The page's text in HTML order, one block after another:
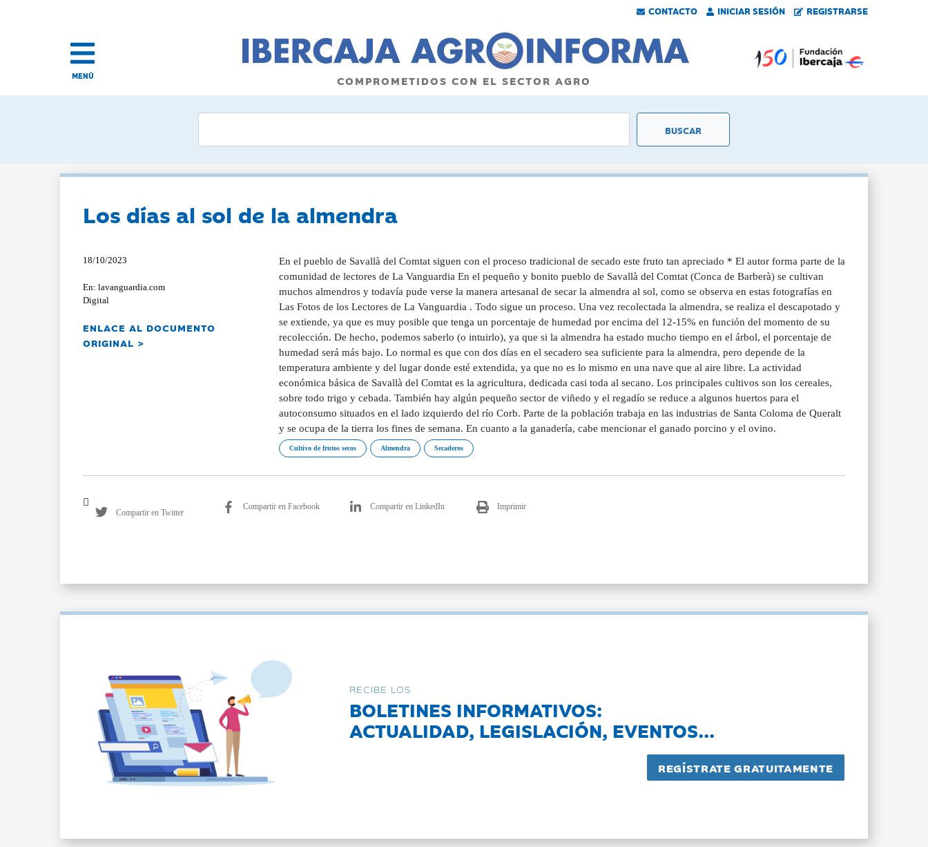
CONTACTO INICIAR SESIÓN REGISTRARSE
MENÚ COMPROMETIDOS CON EL SECTOR AGRO
Los días al sol de la almendra
18/10/2023
En: lavanguardia.com
Digital
ENLACE AL DOCUMENTO
ORIGINAL >
En el pueblo de Savallà del Comtat siguen con el proceso tradicional de secado este fruto tan apreciado * El autor forma parte de la
comunidad de lectores de La Vanguardia En el pequeño y bonito pueblo de Savallà del Comtat (Conca de Barberà) se cultivan
muchos almendros y todavía pude verse la manera artesanal de secar la almendra al sol, como se observa en estas fotografías en
Las Fotos de los Lectores de La Vanguardia . Todo sigue un proceso. Una vez recolectada la almendra, se realiza el descapotado y
se extiende, ya que es muy posible que tenga un porcentaje de humedad por encima del 12-15% en función del momento de su
recolección. De hecho, podemos saberlo (o intuirlo), ya que si la almendra ha estado mucho tiempo en el árbol, el porcentaje de
humedad será más bajo. Lo normal es que con dos días en el secadero sea suficiente para la almendra, pero depende de la
temperatura ambiente y del lugar donde esté extendida, ya que no es lo mismo en una nave que al aire libre. La actividad
económica básica de Savallà del Comtat es la agricultura, dedicada casi toda al secano. Los principales cultivos son los cereales,
sobre todo trigo y cebada. También hay algún pequeño sector de viñedo y el regadío se reduce a algunos huertos para el
autoconsumo situados en el lado izquierdo del río Corb. Parte de la población trabaja en las industrias de Santa Coloma de Queralt
y se ocupa de la tierra los fines de semana. En cuanto a la ganadería, cabe mencionar el ganado porcino y el ovino.
Cultivo de frutos secos Almendra Secaderos
Compartir en Twitter
Compartir en Facebook Compartir en LinkedIn Imprimir
RECIBE LOS
BOLETINES INFORMATIVOS:
ACTUALIDAD, LEGISLACIÓN, EVENTOS...